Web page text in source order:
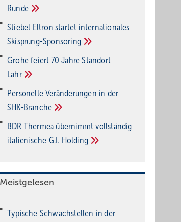
Run­de
Stiebel Eltron startet internatio­nales
Ski­sprung-Spon­soring
Grohe feiert 70 Jahre Standort
Lahr
Personelle Veränderungen in der
SHK-Branche
BDR Thermea übernimmt vollständig
italienische G.I. Holding
Meistgelesen
Typische Schwachstellen in der